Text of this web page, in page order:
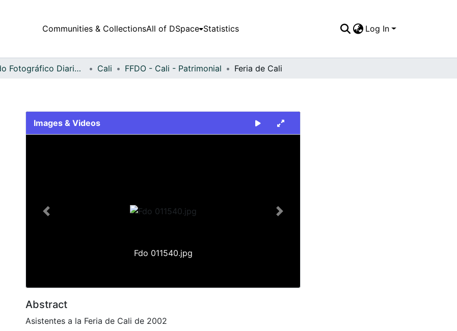
Communities & CollectionsAll of DSpace Statistics Log In
Fondo Fotográfico Diario Occidente Cali FFDO - Cali - Patrimonial Feria de Cali
Images & Videos
Fdo 011540.jpg
Previous Next
Abstract
Asistentes a la Feria de Cali de 2002